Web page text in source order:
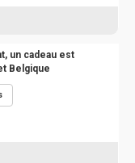
un cadeau est
Belgique